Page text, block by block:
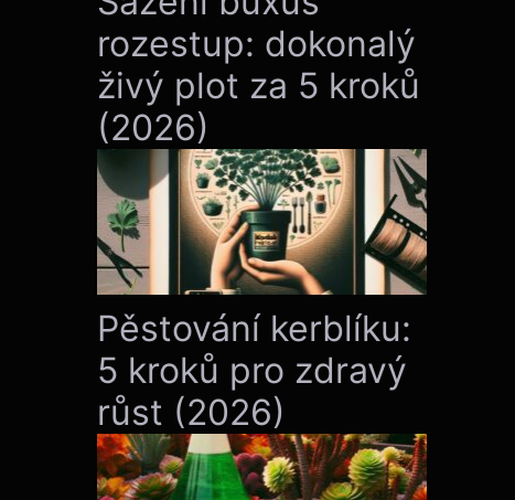
rozestup: dokonalý
živý plot za 5 kroků
(2026)
Pěstování kerblíku:
5 kroků pro zdravý
růst (2026)